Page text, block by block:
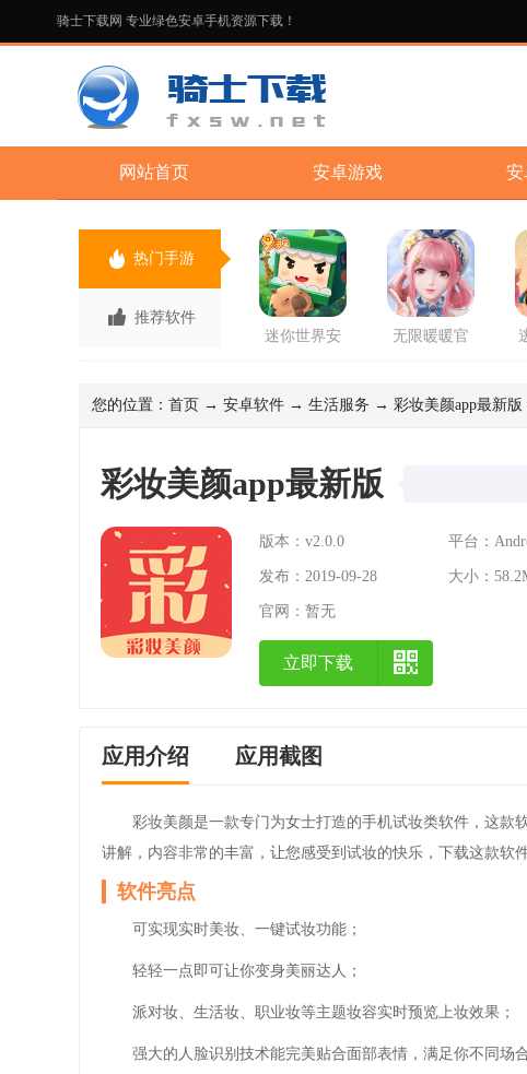
骑士下载网 专业绿色安卓手机资源下载！
网站首页 安卓游戏 安
热门手游
推荐软件
迷你世界安
无限暖暖官
您的位置： 首页 → 安卓软件 → 生活服务 → 彩妆美颜app最新版
彩妆美颜app最新版
版本：v2.0.0 平台：
发布：2019-09-28 大小：
官网： 暂无
立即下载
应用介绍 应用截图
彩妆美颜是一款专门为女士打造的手机试妆类软件，这款
讲解，内容非常的丰富，让您感受到试妆的快乐，下载这款软
软件亮点
可实现实时美妆、一键试妆功能；
轻轻一点即可让你变身美丽达人；
派对妆、生活妆、职业妆等主题妆容实时预览上妆效果；
强大的人脸识别技术能完美贴合面部表情，满足你不同场